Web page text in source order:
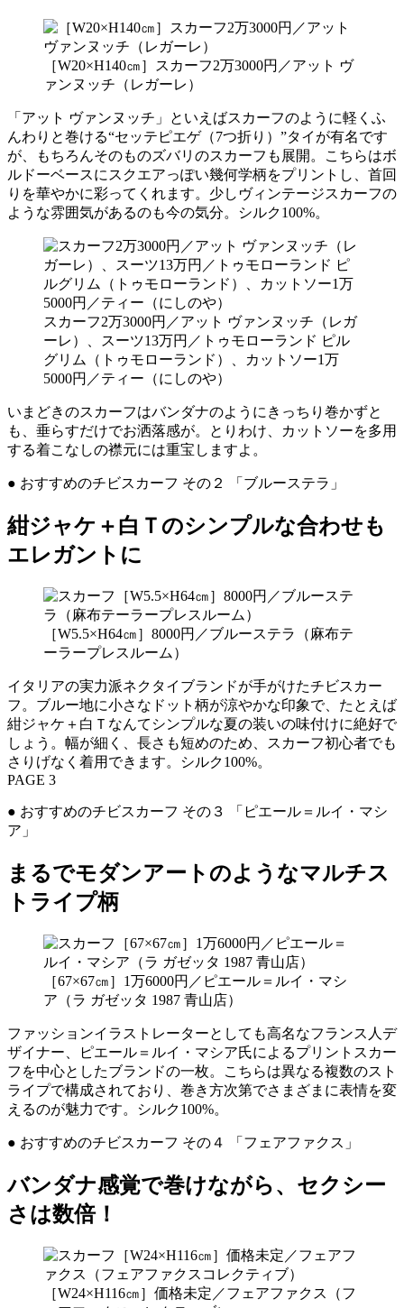
［W20×H140㎝］スカーフ2万3000円／アット ヴ
ァンヌッチ（レガーレ）
「アット ヴァンヌッチ」といえばスカーフのように軽くふ
んわりと巻ける“セッテピエゲ（7つ折り）”タイが有名です
が、もちろんそのものズバリのスカーフも展開。こちらはボ
ルドーベースにスクエアっぽい幾何学柄をプリントし、首回
りを華やかに彩ってくれます。少しヴィンテージスカーフの
ような雰囲気があるのも今の気分。シルク100%。
スカーフ2万3000円／アット ヴァンヌッチ（レガ
ーレ）、スーツ13万円／トゥモローランド ピル
グリム（トゥモローランド）、カットソー1万
5000円／ティー（にしのや）
いまどきのスカーフはバンダナのようにきっちり巻かずと
も、垂らすだけでお洒落感が。とりわけ、カットソーを多用
する着こなしの襟元には重宝しますよ。
● おすすめのチビスカーフ その２ 「ブルーステラ」
紺ジャケ＋白Ｔのシンプルな合わせも
エレガントに
［W5.5×H64㎝］8000円／ブルーステラ（麻布テ
ーラープレスルーム）
イタリアの実力派ネクタイブランドが手がけたチビスカー
フ。ブルー地に小さなドット柄が涼やかな印象で、たとえば
紺ジャケ＋白Ｔなんてシンプルな夏の装いの味付けに絶好で
しょう。幅が細く、長さも短めのため、スカーフ初心者でも
さりげなく着用できます。シルク100%。
PAGE 3
● おすすめのチビスカーフ その３ 「ピエール＝ルイ・マシ
ア」
まるでモダンアートのようなマルチス
トライプ柄
［67×67㎝］1万6000円／ピエール＝ルイ・マシ
ア（ラ ガゼッタ 1987 青山店）
ファッションイラストレーターとしても高名なフランス人デ
ザイナー、ピエール＝ルイ・マシア氏によるプリントスカー
フを中心としたブランドの一枚。こちらは異なる複数のスト
ライプで構成されており、巻き方次第でさまざまに表情を変
えるのが魅力です。シルク100%。
● おすすめのチビスカーフ その４ 「フェアファクス」
バンダナ感覚で巻けながら、セクシー
さは数倍！
［W24×H116㎝］価格未定／フェアファクス（フ